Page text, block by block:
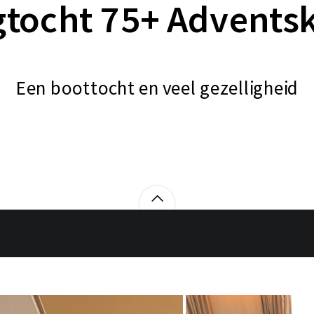
75+
Een boottocht en veel gezelligheid